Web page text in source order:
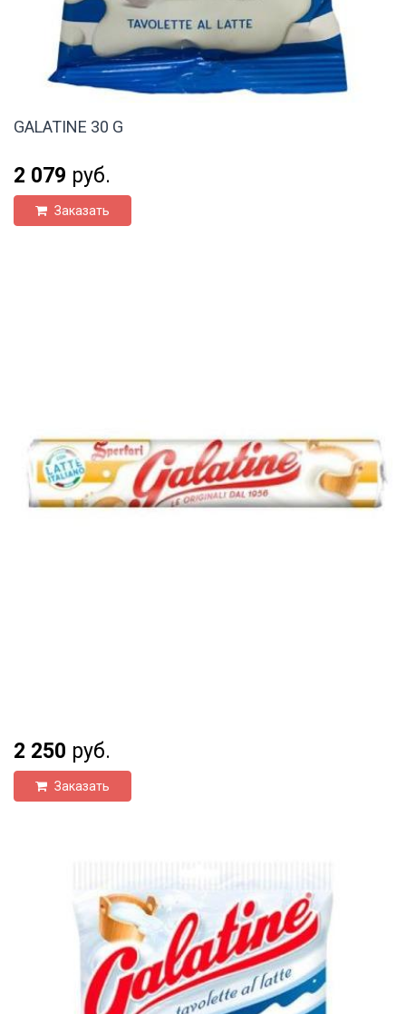
GALATINE 30 G
2 079 руб.
Заказать
2 250 руб.
Заказать